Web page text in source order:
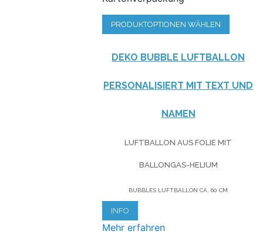
PRODUKTOPTIONEN WÄHLEN
DEKO BUBBLE LUFTBALLON
PERSONALISIERT MIT TEXT UND
NAMEN
LUFTBALLON AUS FOLIE MIT
BALLONGAS-HELIUM
BUBBLES LUFTBALLON CA. 60 CM
INFO
Mehr erfahren